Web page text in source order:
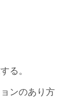
る。
ンのあり方